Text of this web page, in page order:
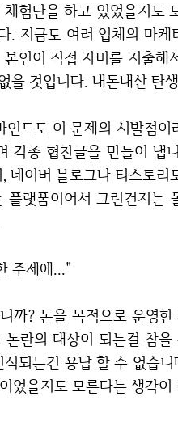
험단을 하고 있었을지도
. 지금도 여러 업체의 마
인이 직접 자비를 지출해
을 것입니다. 내돈내산 탄
각종 협찬글을 만들어 냅
네이버 블로그나 티스토리
랫폼이어서 그런건지는
주제에..."
란의 대상이 되는걸 참
되는건 용납 할 수 없습
었을지도 모른다는 생각이